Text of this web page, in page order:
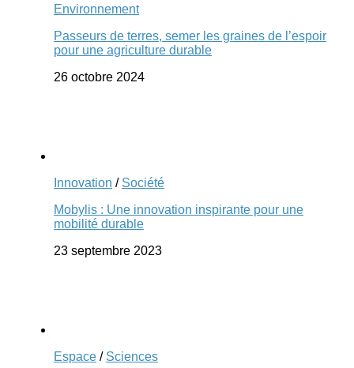
Environnement
Passeurs de terres, semer les graines de l’espoir
pour une agriculture durable
26 octobre 2024
Innovation / Société
Mobylis : Une innovation inspirante pour une
mobilité durable
23 septembre 2023
Espace / Sciences